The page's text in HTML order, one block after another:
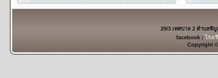
29/3 เทศบาล 2 ตำบลพิ
facebook : โรงเ
Copyright